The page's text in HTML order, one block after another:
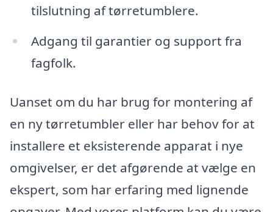
tilslutning af tørretumblere.
Adgang til garantier og support fra
fagfolk.
Uanset om du har brug for montering af
en ny tørretumbler eller har behov for at
installere et eksisterende apparat i nye
omgivelser, er det afgørende at vælge en
ekspert, som har erfaring med lignende